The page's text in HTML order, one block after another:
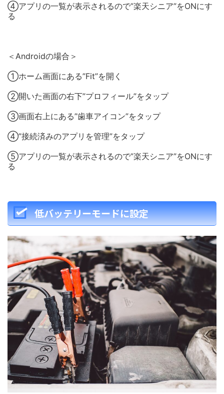
④アプリの一覧が表示されるので”楽天シニア”をONにす
る
＜Androidの場合＞
①ホーム画面にある”Fit”を開く
②開いた画面の右下”プロフィール”をタップ
③画面右上にある”歯車アイコン”をタップ
④”接続済みのアプリを管理”をタップ
⑤アプリの一覧が表示されるので”楽天シニア”をONにす
る
低バッテリーモードに設定